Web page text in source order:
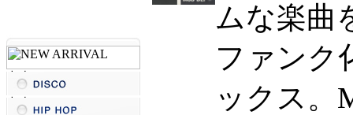
ムな楽曲
ファンク
ックス。